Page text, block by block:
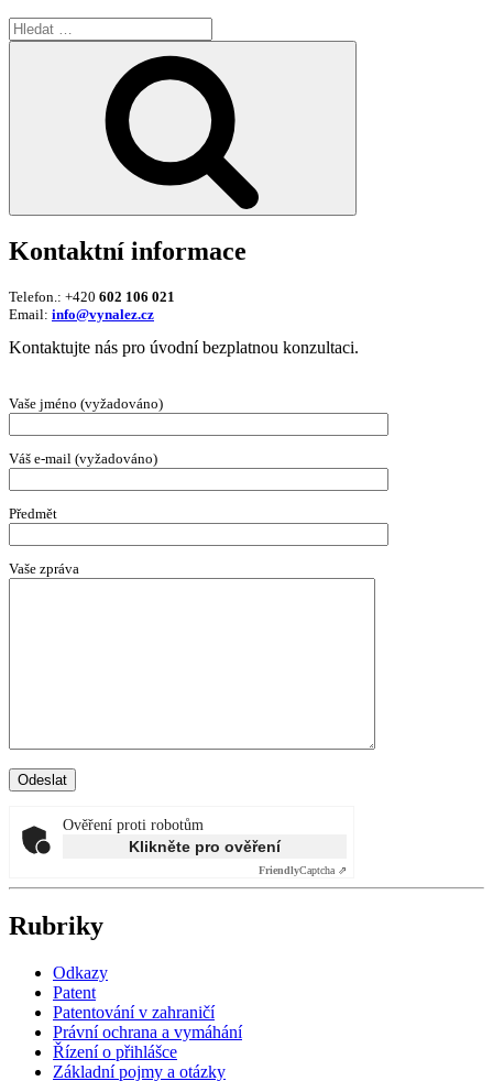
Hledat:
Kontaktní informace
Telefon.: +420 602 106 021
Email: info@vynalez.cz
Kontaktujte nás pro úvodní bezplatnou konzultaci.
Vaše jméno (vyžadováno)
Váš e-mail (vyžadováno)
Předmět
Vaše zpráva
Ověření proti robotům
Klikněte pro ověření
FriendlyCaptcha ⇗
Rubriky
Odkazy
Patent
Patentování v zahraničí
Právní ochrana a vymáhání
Řízení o přihlášce
Základní pojmy a otázky